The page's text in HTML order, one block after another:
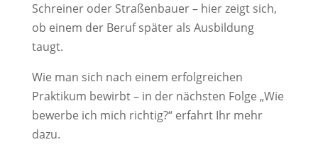
Schreiner oder Straßenbauer – hier zeigt sich,
ob einem der Beruf später als Ausbildung
taugt.
Wie man sich nach einem erfolgreichen
Praktikum bewirbt – in der nächsten Folge „Wie
bewerbe ich mich richtig?“ erfahrt Ihr mehr
dazu.